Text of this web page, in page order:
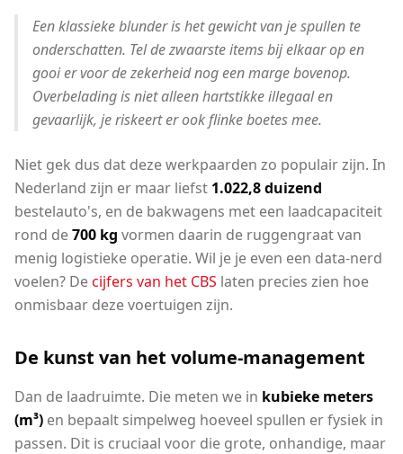
Een klassieke blunder is het gewicht van je spullen te
onderschatten. Tel de zwaarste items bij elkaar op en
gooi er voor de zekerheid nog een marge bovenop.
Overbelading is niet alleen hartstikke illegaal en
gevaarlijk, je riskeert er ook flinke boetes mee.
Niet gek dus dat deze werkpaarden zo populair zijn. In
Nederland zijn er maar liefst 1.022,8 duizend
bestelauto's, en de bakwagens met een laadcapaciteit
rond de700 kg vormen daarin de ruggengraat van
menig logistieke operatie. Wil je je even een data-nerd
voelen? Decijfers van het CBS laten precies zien hoe
onmisbaar deze voertuigen zijn.
De kunst van het volume-management
Dan de laadruimte. Die meten we in kubieke meters
(m³) en bepaalt simpelweg hoeveel spullen er fysiek in
passen. Dit is cruciaal voor die grote, onhandige, maar